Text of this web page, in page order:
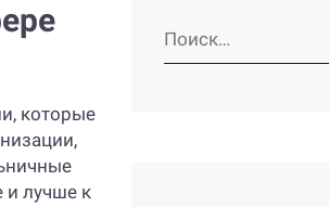
которые
и лучше к